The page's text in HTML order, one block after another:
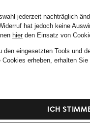
jederzeit nachträglich
hat jedoch keine
hierden Einsatz von
den eingesetzten Tools und
erheben, erhalten
ICH